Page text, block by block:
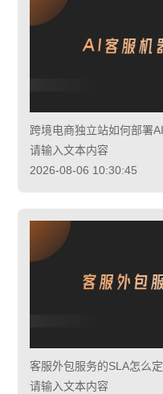
跨境电商独立站如何部署
请输入文本内容
2026-08-06 10:30:45
客服外包服务的SLA怎么
请输入文本内容